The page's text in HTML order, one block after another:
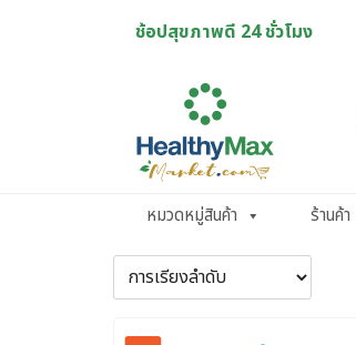
ช้อปสุขภาพดี 24 ชั่วโมง
หมวดหมู่สินค้า ร้านค้า